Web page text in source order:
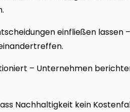
einfließen lassen
– Unternehmen
Nachhaltigkeit kein